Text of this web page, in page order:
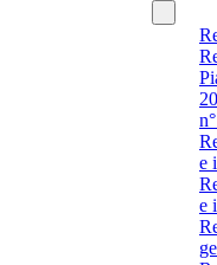
e
e